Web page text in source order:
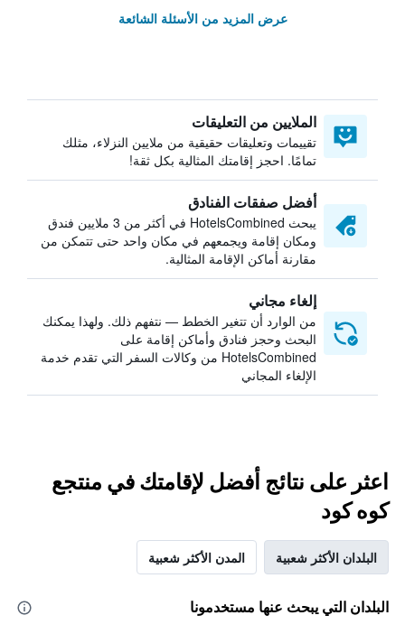
عرض المزيد من الأسئلة الشائعة
الملايين من التعليقات
تقييمات وتعليقات حقيقية من ملايين النزلاء، مثلك
تمامًا. احجز إقامتك المثالية بكل ثقة!
أفضل صفقات الفنادق
يبحث HotelsCombined في أكثر من 3 ملايين فندق
ومكان إقامة ويجمعهم في مكان واحد حتى تتمكن من
مقارنة أماكن الإقامة المثالية.
إلغاء مجاني
من الوارد أن تتغير الخطط — نتفهم ذلك. ولهذا يمكنك
البحث وحجز فنادق وأماكن إقامة على
HotelsCombined من وكالات السفر التي تقدم خدمة
الإلغاء المجاني
اعثر على نتائج أفضل لإقامتك في منتجع
كوه كود
البلدان الأكثر شعبية المدن الأكثر شعبية
البلدان التي يبحث عنها مستخدمونا